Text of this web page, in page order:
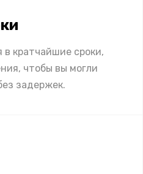
кратчайшие сроки,
чтобы вы могли
задержек.